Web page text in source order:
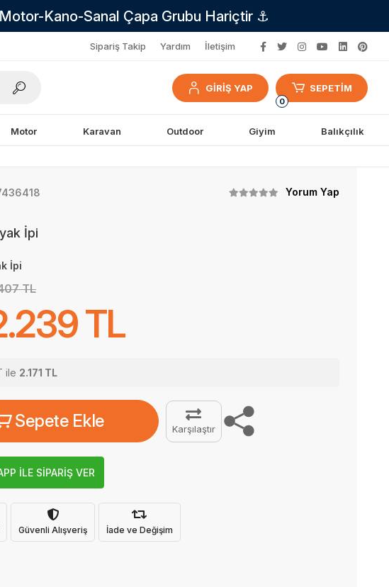
Kano-Sanal Çapa Grubu Hariçtir ⚓
Sipariş Takip Yardım İletişim
GİRİŞ YAP
0
SEPETİM
Motor Karavan Outdoor Giyim Balıkçılık
Yorum Yap
İpi
İpi
TL
TL
ile 2.171 TL
Sepete Ekle Karşılaştır
İLE SİPARİŞ VER
Güvenli Alışveriş İade ve Değişim